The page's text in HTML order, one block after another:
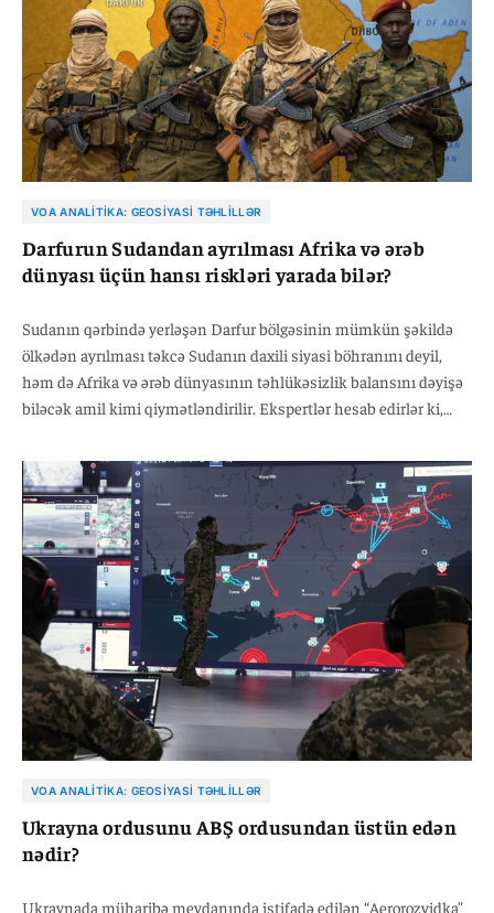
VOA ANALITIKA: GEOSIYASI TƏHLILLƏR
Darfurun Sudandan ayrılması Afrika və ərəb
dünyası üçün hansı riskləri yarada bilər?
Sudanın qərbində yerləşən Darfur bölgəsinin mümkün şəkildə
ölkədən ayrılması təkcə Sudanın daxili siyasi böhranını deyil,
həm də Afrika və ərəb dünyasının təhlükəsizlik balansını dəyişə
biləcək amil kimi qiymətləndirilir. Ekspertlər hesab edirlər ki,
mübahisələrinə və separatçı meyllərin güclənməsinə səbəb ola
bilər.
VOA ANALITIKA: GEOSIYASI TƏHLILLƏR
Ukrayna ordusunu ABŞ ordusundan üstün edən
nədir?
Ukraynada müharibə meydanında istifadə edilən “Aerorozvidka”